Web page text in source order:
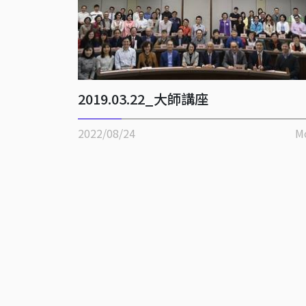
2019.03.22_大師講座
2022/08/24